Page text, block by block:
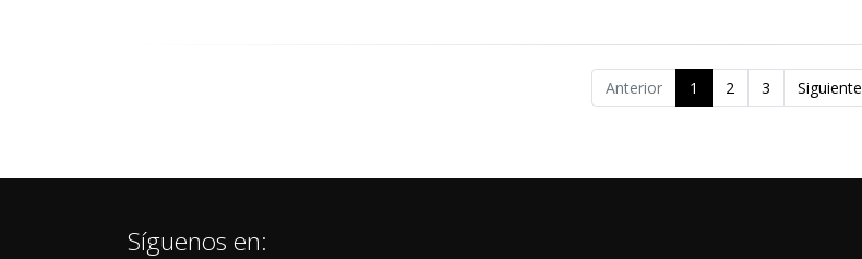
Anterior 1 2 3 Siguiente
Síguenos en: